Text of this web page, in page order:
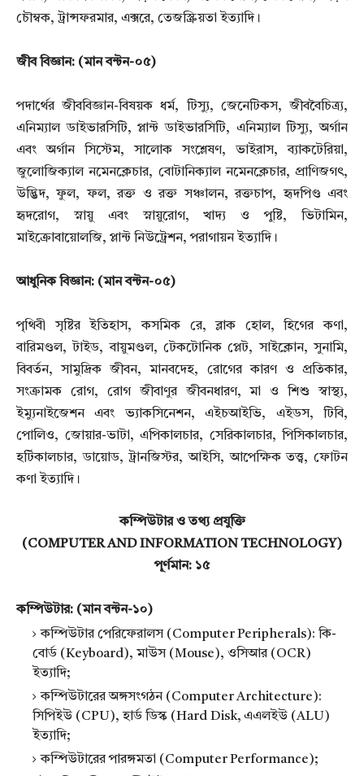
চৌম্বক, ট্রান্সফরমার, এক্সরে, তেজস্ক্রিয়তা ইত্যাদি।
জীব বিজ্ঞান: (মান বন্টন-০৫)
পদার্থের জীববিজ্ঞান-বিষয়ক ধর্ম, টিস্যু, জেনেটিকস, জীববৈচিত্র্য,
এনিম্যাল ডাইভারসিটি, প্লান্ট ডাইভারসিটি, এনিম্যাল টিস্যু, অর্গান
এবং অর্গান সিস্টেম, সালোক সংশ্লেষণ, ভাইরাস, ব্যাকটেরিয়া,
জুলোজিক্যাল নমেনক্লেচার, বোটানিক্যাল নমেনক্লেচার, প্রাণিজগৎ,
উদ্ভিদ, ফুল, ফল, রক্ত ও রক্ত সঞ্চালন, রক্তচাপ, হৃদপিণ্ড এবং
হৃদরোগ, স্নায়ু এবং স্নায়ুরোগ, খাদ্য ও পুষ্টি, ভিটামিন,
মাইক্রোবায়োলজি, প্লান্ট নিউট্রেশন, পরাগায়ন ইত্যাদি।
আধুনিক বিজ্ঞান: (মান বন্টন-০৫)
পৃথিবী সৃষ্টির ইতিহাস, কসমিক রে, ব্লাক হোল, হিগের কণা,
বারিমণ্ডল, টাইড, বায়ুমণ্ডল, টেকটোনিক প্লেট,সাইক্লোন, সুনামি,
বিবর্তন, সামুদ্রিক জীবন, মানবদেহ, রোগের কারণ ও প্রতিকার,
সংক্রামক রোগ, রোগ জীবাণুরজীবনধারণ, মা ও শিশু স্বাস্থ্য,
ইম্যুনাইজেশন এবং ভ্যাকসিনেশন, এইচআইভি, এইডস, টিবি,
পোলিও, জোয়ার-ভাটা, এপিকালচার, সেরিকালচার, পিসিকালচার,
হর্টিকালচার, ডায়োড, ট্রানজিস্টর, আইসি, আপেক্ষিক তত্ত্ব, ফোটন
কণা ইত্যাদি।
কম্পিউটার ও তথ্য প্রযুক্তি
(COMPUTER AND INFORMATION TECHNOLOGY)
পূর্ণমান: ১৫
কম্পিউটার: (মান বন্টন-১০)
কম্পিউটার পেরিফেরালস (Computer Peripherals): কি-
বোর্ড (Keyboard), মাউস (Mouse), ওসিআর (OCR)
ইত্যাদি;
কম্পিউটারের অঙ্গসংগঠন (Computer Architecture):
সিপিইউ (CPU), হার্ড ডিস্ক (Hard Disk, এএলইউ (ALU)
ইত্যাদি;
কম্পিউটারের পারঙ্গমতা (Computer Performance);